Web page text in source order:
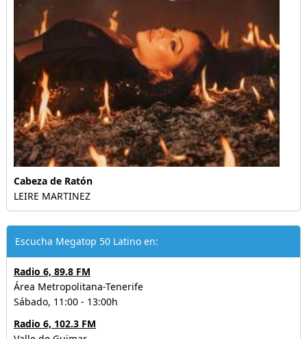
Cabeza de Ratón
LEIRE MARTINEZ
Escucha Megatop 50 Latino en:
Radio 6, 89.8 FM
Área Metropolitana-Tenerife
Sábado, 11:00 - 13:00h
Radio 6, 102.3 FM